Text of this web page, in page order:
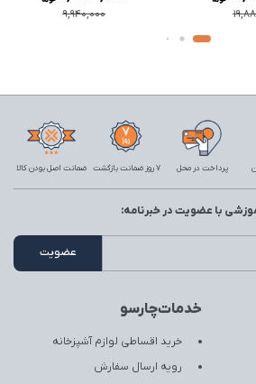
9,940,000
پرداخت در محل 7 روز ضمانت بازگشت ضمانت اصل بودن کالا
خدمات‌چارسو
خرید اقساطی لوازم آشپزخانه
رویه ارسال سفارش
با عضویت در خبرنامه: